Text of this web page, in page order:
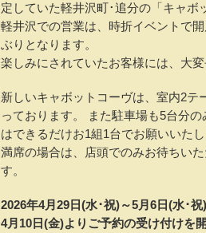
定していた軽井沢町･追分の「キャボ
軽井沢での営業は、時折イベントで
ぶりとなります。
楽しみにされていたお客様には、大
新しいキャボットコーヴは、室内2テ
っております。 また駐車場も5台分
はできるだけお1組1台でお願いいたし
満席の場合は、店頭でのみお待ちい
す。
2026年4月29日(水･祝)～5月6日(水･祝
4月10日(金)よりご予約の受け付けを